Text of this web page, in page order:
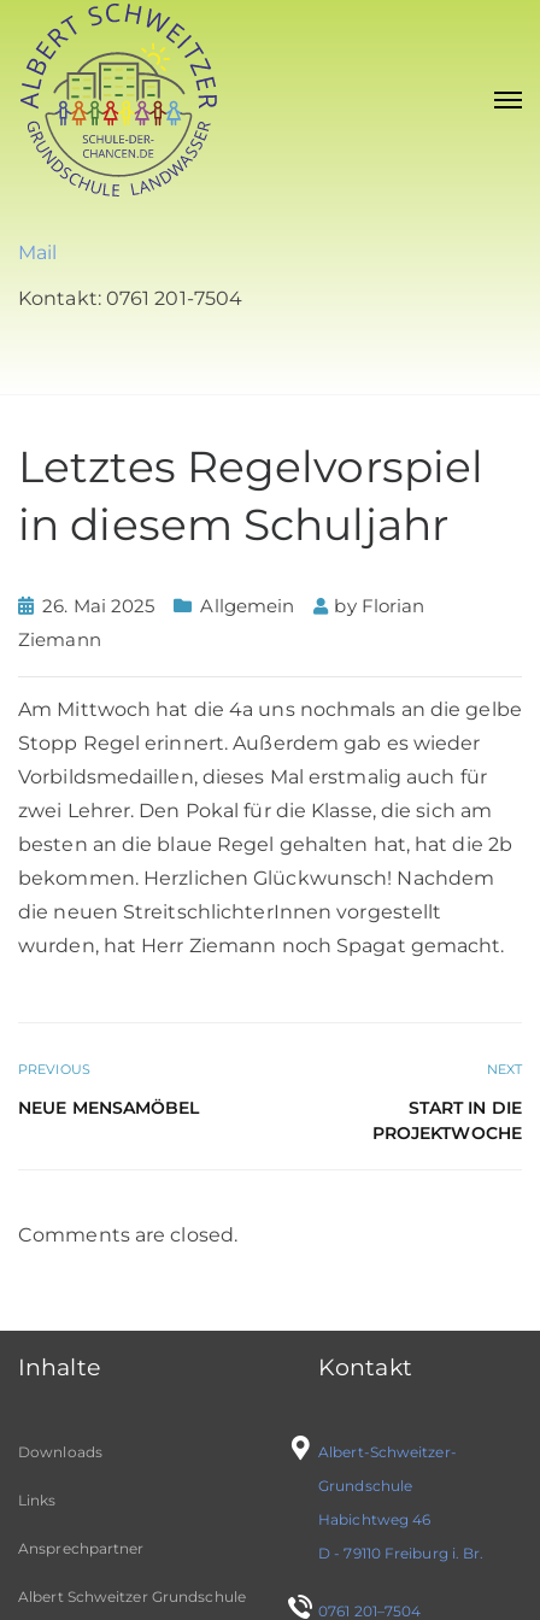
Mail
Kontakt: 0761 201-7504
Letztes Regelvorspiel
in diesem Schuljahr
26. Mai 2025 Allgemein by Florian
Ziemann
Am Mittwoch hat die 4a uns nochmals an die gelbe
Stopp Regel erinnert. Außerdem gab es wieder
Vorbildsmedaillen, dieses Mal erstmalig auch für
zwei Lehrer. Den Pokal für die Klasse, die sich am
besten an die blaue Regel gehalten hat, hat die 2b
bekommen. Herzlichen Glückwunsch! Nachdem
die neuen StreitschlichterInnen vorgestellt
wurden, hat Herr Ziemann noch Spagat gemacht.
PREVIOUS
NEUE MENSAMÖBEL
NEXT
START IN DIE
PROJEKTWOCHE
Comments are closed.
Inhalte
Downloads
Links
Ansprechpartner
Albert Schweitzer Grundschule
Kontakt
Albert-Schweitzer-
Grundschule
Habichtweg 46
D - 79110 Freiburg i. Br.
0761 201–7504